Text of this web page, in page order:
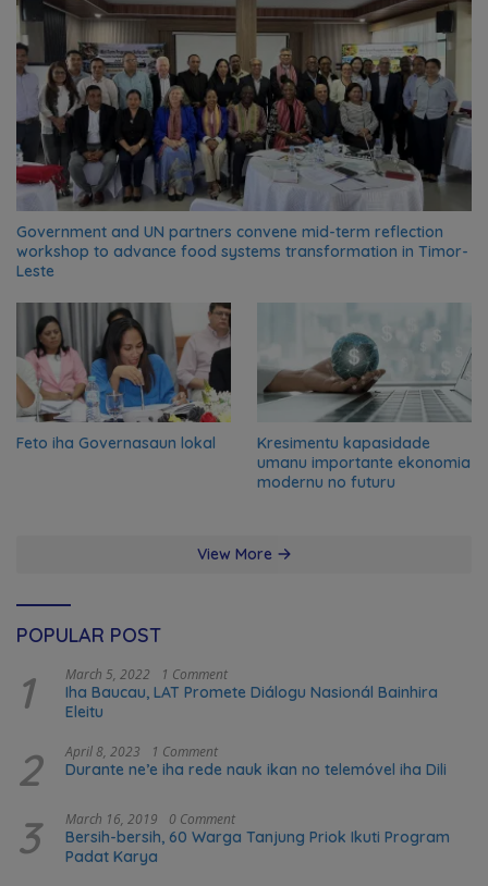
Government and UN partners convene mid-term reflection
workshop to advance food systems transformation in Timor-
Leste
Feto iha Governasaun lokal
Kresimentu kapasidade
umanu importante ekonomia
modernu no futuru
View More
POPULAR POST
1 March 5, 2022 1 Comment
Iha Baucau, LAT Promete Diálogu Nasionál Bainhira
Eleitu
2 April 8, 2023 1 Comment
Durante ne’e iha rede nauk ikan no telemóvel iha Dili
3 March 16, 2019 0 Comment
Bersih-bersih, 60 Warga Tanjung Priok Ikuti Program
Padat Karya